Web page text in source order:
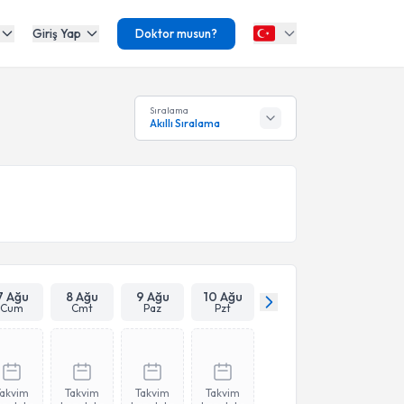
Giriş Yap Doktor musun?
Sıralama
Akıllı Sıralama
Ağu
Cum
8 Ağu
Cmt
9 Ağu
Paz
10 Ağu
Pzt
Takvim
Takvim
Takvim